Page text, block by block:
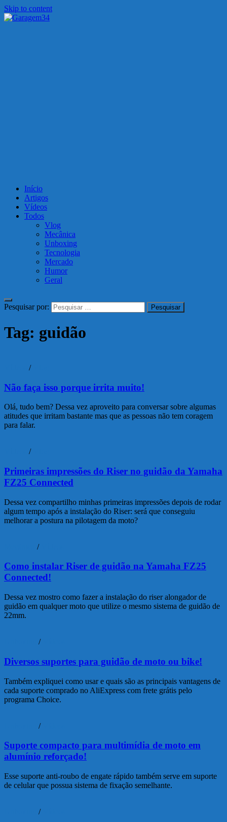
Skip to content
Início
Artigos
Vídeos
Todos
Vlog
Mecânica
Unboxing
Tecnologia
Mercado
Humor
Geral
Pesquisar por:
Tag: guidão
/
Não faça isso porque irrita muito!
Olá, tudo bem? Dessa vez aproveito para conversar sobre algumas
atitudes que irritam bastante mas que as pessoas não tem coragem
para falar.
/
Primeiras impressões do Riser no guidão da Yamaha
FZ25 Connected
Dessa vez compartilho minhas primeiras impressões depois de rodar
algum tempo após a instalação do Riser: será que conseguiu
melhorar a postura na pilotagem da moto?
/
Como instalar Riser de guidão na Yamaha FZ25
Connected!
Dessa vez mostro como fazer a instalação do riser alongador de
guidão em qualquer moto que utilize o mesmo sistema de guidão de
22mm.
/
Diversos suportes para guidão de moto ou bike!
Também expliquei como usar e quais são as principais vantagens de
cada suporte comprado no AliExpress com frete grátis pelo
programa Choice.
/
Suporte compacto para multimídia de moto em
alumínio reforçado!
Esse suporte anti-roubo de engate rápido também serve em suporte
de celular que possua sistema de fixação semelhante.
/